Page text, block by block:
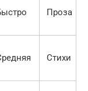
Проза
Стихи